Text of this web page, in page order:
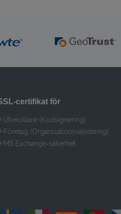
för
Utvecklare (Kodsignering)
Företag (Organisationsvalidering)
MS Exchange‑säkerhet